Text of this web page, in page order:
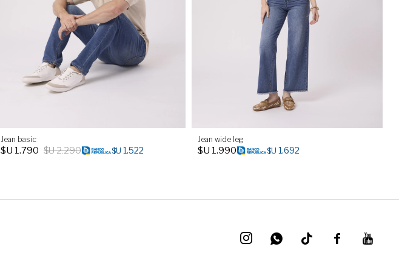
Jean basic
$U 1.790 $U2.290 $U 1.522
Jean wide leg
$U 1.990 $U 1.692
 
 